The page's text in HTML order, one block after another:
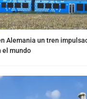
Alemania un tren
el mundo